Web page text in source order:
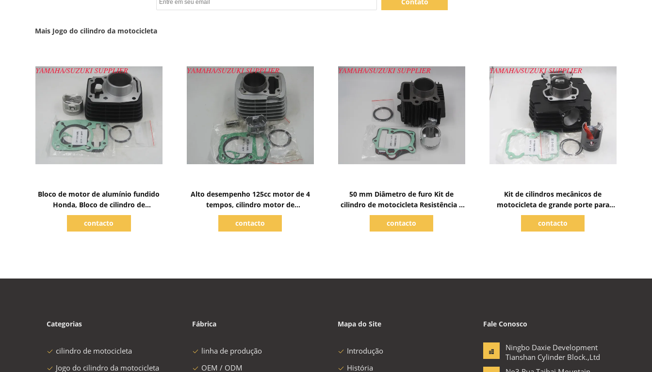
Mais Jogo do cilindro da motocicleta
Bloco de motor de alumínio fundido
Honda, Bloco de cilindro de
motocicleta personalizado
contacto
Alto desempenho 125cc motor de 4
tempos, cilindro motor de
motocicleta
contacto
50 mm Diâmetro de furo Kit de
cilindro de motocicleta Resistência a
altas temperaturas
contacto
Kit de cilindros mecânicos de
motocicleta de grande porte para
partes de motor Suzuki AX100
contacto
Categorias
cilindro de motocicleta
Jogo do cilindro da motocicleta
Fábrica
linha de produção
OEM / ODM
Mapa do Site
Introdução
História
Fale Conosco
Ningbo Daxie Development
Tianshan Cylinder Block.,Ltd